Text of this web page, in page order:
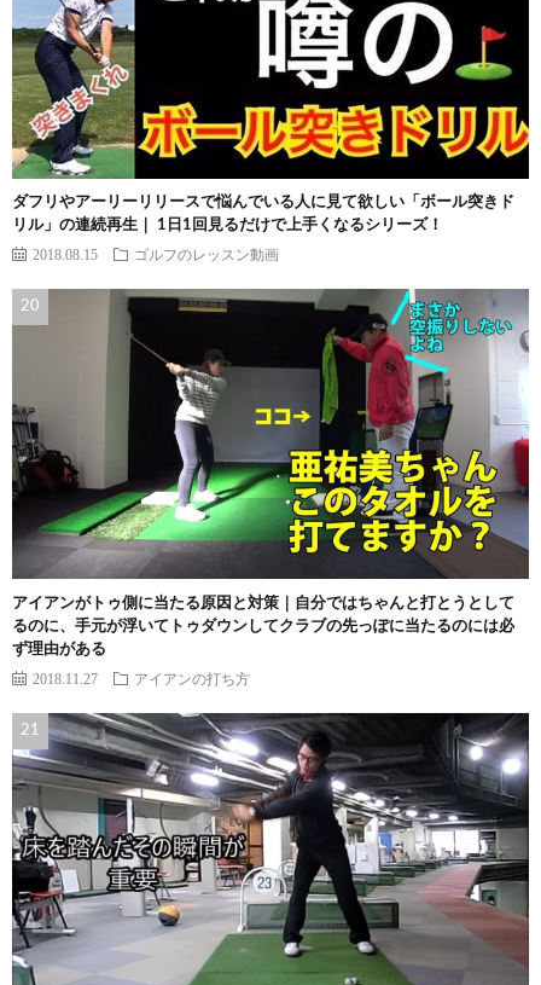
ダフリやアーリーリリースで悩んでいる人に見て欲しい「ボール突きド
リル」の連続再生｜ 1日1回見るだけで上手くなるシリーズ！
2018.08.15 ゴルフのレッスン動画
アイアンがトゥ側に当たる原因と対策｜自分ではちゃんと打とうとして
るのに、手元が浮いてトゥダウンしてクラブの先っぽに当たるのには必
ず理由がある
2018.11.27 アイアンの打ち方